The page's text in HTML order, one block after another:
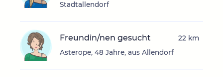
Stadtallendorf
Freundin/nen gesucht
Asterope, 48 Jahre, aus Allendorf
22 km